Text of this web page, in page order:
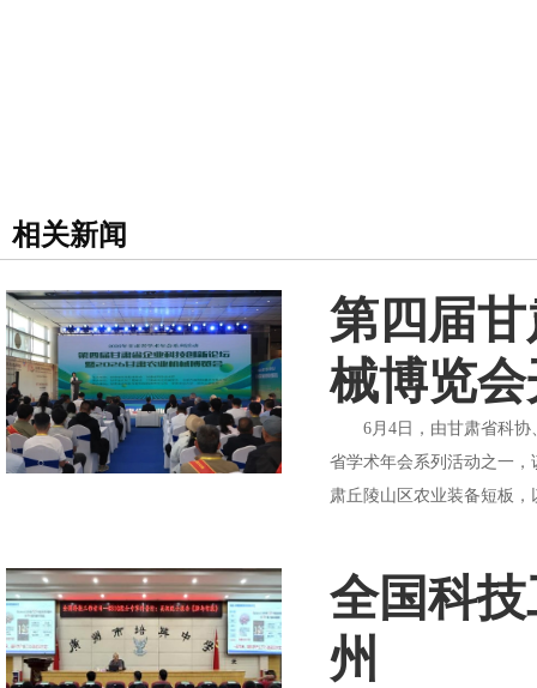
相关新闻
第四届
械博览
6月4日，由甘肃省科协、
省学术年会系列活动之一
肃丘陵山区农业装备短板
全国科
州